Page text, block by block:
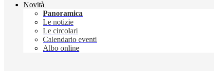
Novità
Panoramica
Le notizie
Le circolari
Calendario eventi
Albo online